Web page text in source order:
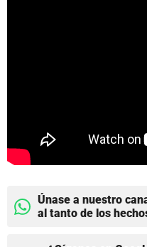
Únase a nuestro
al tanto de los